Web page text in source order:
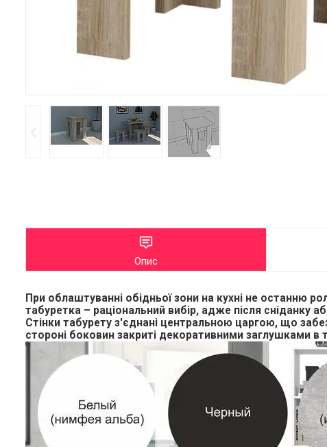
Опис
При облаштуванні обідньої зони на кухні не останню
табуретка – раціональний вибір, адже після сніданку
Стінки табурету з'єднані центральною царгою, що
стороні боковин закриті декоративними заглушками